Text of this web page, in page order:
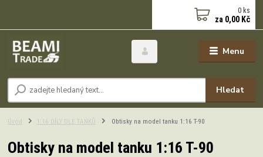
Menu
Hledat
0 ks
za 0,00 Kč
Úvod 1:16 DÍLY DLE TANKŮ Obtisky na model tanku 1:16 T-90
Obtisky na model tanku 1:16 T-90